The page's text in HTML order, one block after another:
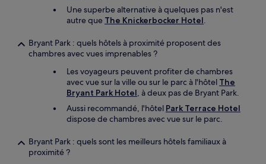
Une superbe alternative à quelques pas n'est
autre que The Knickerbocker Hotel.
Bryant Park : quels hôtels à proximité proposent des
chambres avec vues imprenables ?
Les voyageurs peuvent profiter de chambres
avec vue sur la ville ou sur le parc à l'hôtel The
Bryant Park Hotel, à deux pas de Bryant Park.
Aussi recommandé, l'hôtel Park Terrace Hotel
dispose de chambres avec vue sur le parc.
Bryant Park : quels sont les meilleurs hôtels familiaux à
proximité ?